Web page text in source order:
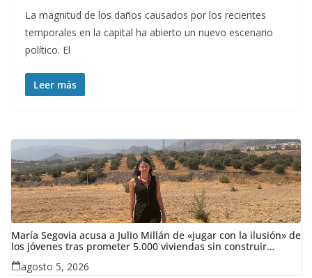
La magnitud de los daños causados por los recientes
temporales en la capital ha abierto un nuevo escenario
político. El
Leer más
María Segovia acusa a Julio Millán de «jugar con la ilusión» de
los jóvenes tras prometer 5.000 viviendas sin construir
ninguna en siete años
agosto 5, 2026